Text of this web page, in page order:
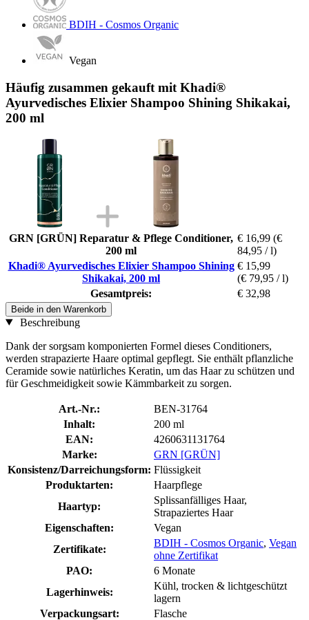
BDIH - Cosmos Organic
Vegan
Häufig zusammen gekauft mit Khadi®
Ayurvedisches Elixier Shampoo Shining Shikakai,
200 ml
GRN [GRÜN] Reparatur & Pflege Conditioner,
200 ml
€ 16,99 (€
84,95 / l)
Khadi® Ayurvedisches Elixier Shampoo Shining
Shikakai, 200 ml
€ 15,99
(€ 79,95 / l)
Gesamtpreis:
€ 32,98
Beide in den Warenkorb
Beschreibung
Dank der sorgsam komponierten Formel dieses Conditioners,
werden strapazierte Haare optimal gepflegt. Sie enthält pflanzliche
Ceramide sowie natürliches Keratin, um das Haar zu schützen und
für Geschmeidigkeit sowie Kämmbarkeit zu sorgen.
Art.-Nr.:
BEN-31764
Inhalt:
200 ml
EAN:
4260631131764
Marke:
GRN [GRÜN]
Konsistenz/Darreichungsform: Flüssigkeit
Produktarten:
Haarpflege
Haartyp:
Splissanfälliges Haar,
Strapaziertes Haar
Eigenschaften:
Vegan
Zertifikate:
BDIH - Cosmos Organic, Vegan
ohne Zertifikat
PAO:
6 Monate
Lagerhinweis:
Kühl, trocken & lichtgeschützt
lagern
Verpackungsart:
Flasche